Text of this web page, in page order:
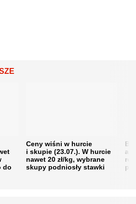
do
Ceny wiśni w hurcie
i skupie (23.07.). W hurcie
nawet 20 zł/kg, wybrane
skupy podniosły stawki